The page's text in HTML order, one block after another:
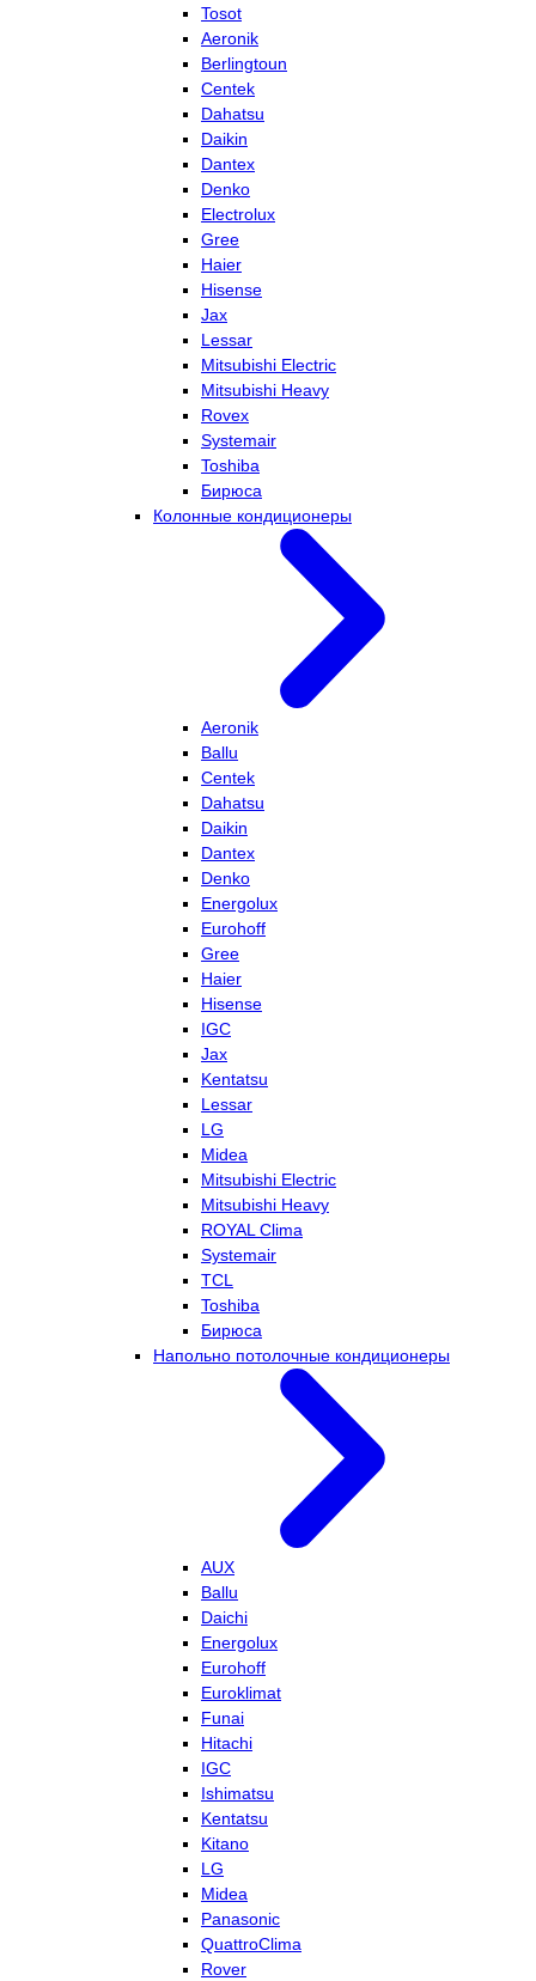
Tosot
Aeronik
Berlingtoun
Centek
Dahatsu
Daikin
Dantex
Denko
Electrolux
Gree
Haier
Hisense
Jax
Lessar
Mitsubishi Electric
Mitsubishi Heavy
Rovex
Systemair
Toshiba
Бирюса
Колонные кондиционеры
Aeronik
Ballu
Centek
Dahatsu
Daikin
Dantex
Denko
Energolux
Eurohoff
Gree
Haier
Hisense
IGC
Jax
Kentatsu
Lessar
LG
Midea
Mitsubishi Electric
Mitsubishi Heavy
ROYAL Clima
Systemair
TCL
Toshiba
Бирюса
Напольно потолочные кондиционеры
AUX
Ballu
Daichi
Energolux
Eurohoff
Euroklimat
Funai
Hitachi
IGC
Ishimatsu
Kentatsu
Kitano
LG
Midea
Panasonic
QuattroClima
Rover